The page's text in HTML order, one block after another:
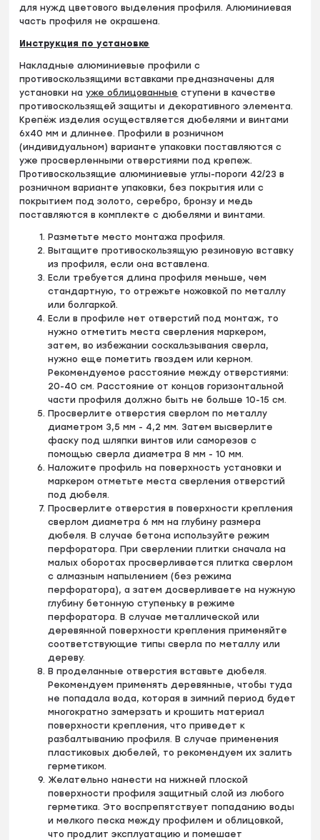
для нужд цветового выделения профиля. Алюминиевая
часть профиля не окрашена.
Инструкция по установке
Накладные алюминиевые профили с
противоскользящими вставками предназначены для
установки науже облицованные ступени в качестве
противоскользящей защиты и декоративного элемента.
Крепёж изделия осуществляется дюбелями и винтами
6х40 мм и длиннее. Профили в розничном
(индивидуальном) варианте упаковки поставляются с
уже просверленными отверстиями под крепеж.
Противоскользящие алюминиевые углы-пороги 42/23 в
розничном варианте упаковки, без покрытия или с
покрытием под золото, серебро, бронзу и медь
поставляются в комплекте с дюбелями и винтами.
Разметьте место монтажа профиля.
Вытащите противоскользящую резиновую вставку
из профиля, если она вставлена.
Если требуется длина профиля меньше, чем
стандартную, то отрежьте ножовкой по металлу
или болгаркой.
Если в профиле нет отверстий под монтаж, то
нужно отметить места сверления маркером,
затем, во избежании соскальзывания сверла,
нужно еще пометить гвоздем или керном.
Рекомендуемое расстояние между отверстиями:
20-40 см. Расстояние от концов горизонтальной
части профиля должно быть не больше 10-15 см.
Просверлите отверстия сверлом по металлу
диаметром 3,5 мм - 4,2 мм. Затем высверлите
фаску под шляпки винтов или саморезов с
помощью сверла диаметра 8 мм - 10 мм.
Наложите профиль на поверхность установки и
маркером отметьте места сверления отверстий
под дюбеля.
Просверлите отверстия в поверхности крепления
сверлом диаметра 6 мм на глубину размера
дюбеля. В случае бетона используйте режим
перфоратора. При сверлении плитки сначала на
малых оборотах просверливается плитка сверлом
с алмазным напылением (без режима
перфоратора), а затем досверливаете на нужную
глубину бетонную ступеньку в режиме
перфоратора. В случае металлической или
деревянной поверхности крепления применяйте
соответствующие типы сверла по металлу или
дереву.
В проделанные отверстия вставьте дюбеля.
Рекомендуем применять деревянные, чтобы туда
не попадала вода, которая в зимний период будет
многократно замерзать и крошить материал
поверхности крепления, что приведет к
разбалтыванию профиля. В случае применения
пластиковых дюбелей, то рекомендуем их залить
герметиком.
Желательно нанести на нижней плоской
поверхности профиля защитный слой из любого
герметика. Это воспрепятствует попаданию воды
и мелкого песка между профилем и облицовкой,
что продлит эксплуатацию и помешает